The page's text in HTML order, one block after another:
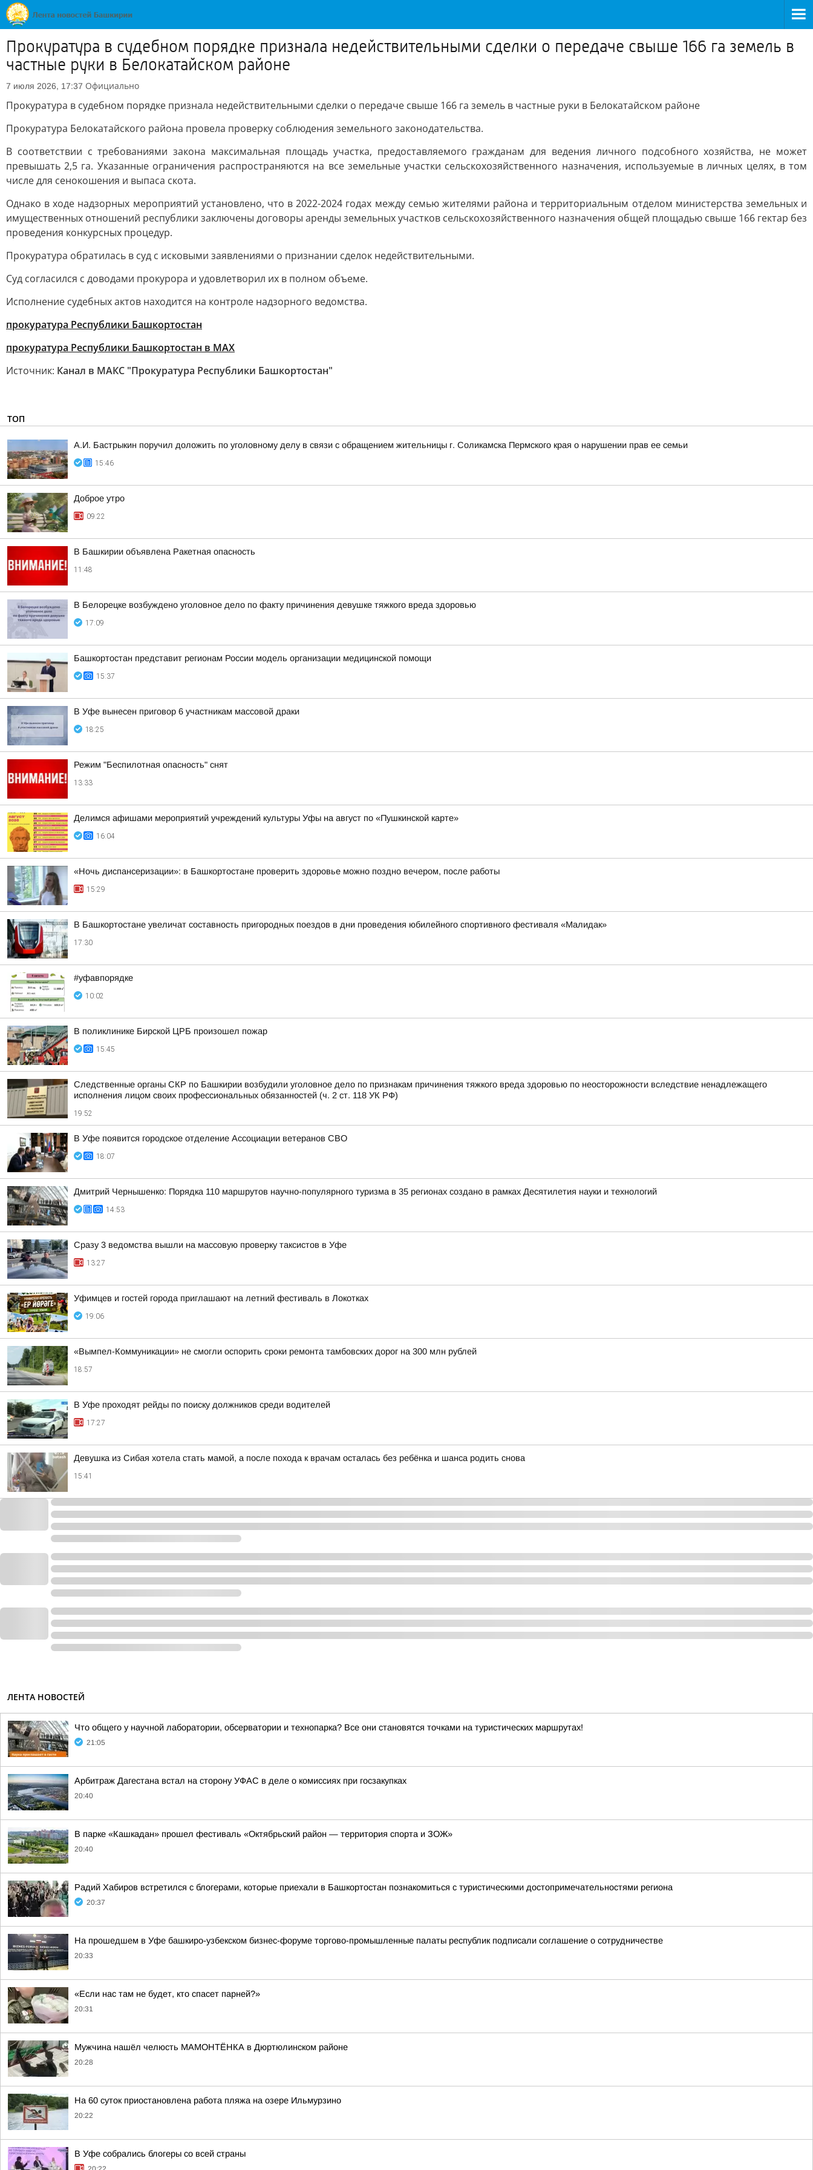
Прокуратура в судебном порядке признала недействительными сделки о передаче свыше 166 га земель в
частные руки в Белокатайском районе
7 июля 2026, 17:37 Официально
Прокуратура в судебном порядке признала недействительными сделки о передаче свыше 166 га земель в частные руки в Белокатайском районе
Прокуратура Белокатайского района провела проверку соблюдения земельного законодательства.
В соответствии с требованиями закона максимальная площадь участка, предоставляемого гражданам для ведения личного подсобного хозяйства, не может
превышать 2,5 га. Указанные ограничения распространяются на все земельные участки сельскохозяйственного назначения, используемые в личных целях, в том
числе для сенокошения и выпаса скота.
Однако в ходе надзорных мероприятий установлено, что в 2022-2024 годах между семью жителями района и территориальным отделом министерства земельных и
имущественных отношений республики заключены договоры аренды земельных участков сельскохозяйственного назначения общей площадью свыше 166 гектар без
проведения конкурсных процедур.
Прокуратура обратилась в суд с исковыми заявлениями о признании сделок недействительными.
Суд согласился с доводами прокурора и удовлетворил их в полном объеме.
Исполнение судебных актов находится на контроле надзорного ведомства.
прокуратура Республики Башкортостан
прокуратура Республики Башкортостан в МАХ
Источник: Канал в МАКС "Прокуратура Республики Башкортостан"
ТОП
А.И. Бастрыкин поручил доложить по уголовному делу в связи с обращением жительницы г. Соликамска Пермского края о нарушении прав ее семьи
15:46
Доброе утро
09:22
В Башкирии объявлена Ракетная опасность
11:48
В Белорецке возбуждено уголовное дело по факту причинения девушке тяжкого вреда здоровью
17:09
Башкортостан представит регионам России модель организации медицинской помощи
15:37
В Уфе вынесен приговор 6 участникам массовой драки
18:25
Режим "Беспилотная опасность" снят
13:33
Делимся афишами мероприятий учреждений культуры Уфы на август по «Пушкинской карте»
16:04
«Ночь диспансеризации»: в Башкортостане проверить здоровье можно поздно вечером, после работы
15:29
В Башкортостане увеличат составность пригородных поездов в дни проведения юбилейного спортивного фестиваля «Малидак»
17:30
#уфавпорядке
10:02
В поликлинике Бирской ЦРБ произошел пожар
15:45
Следственные органы СКР по Башкирии возбудили уголовное дело по признакам причинения тяжкого вреда здоровью по неосторожности вследствие ненадлежащего
исполнения лицом своих профессиональных обязанностей (ч. 2 ст. 118 УК РФ)
19:52
В Уфе появится городское отделение Ассоциации ветеранов СВО
18:07
Дмитрий Чернышенко: Порядка 110 маршрутов научно-популярного туризма в 35 регионах создано в рамках Десятилетия науки и технологий
14:53
Сразу 3 ведомства вышли на массовую проверку таксистов в Уфе
13:27
Уфимцев и гостей города приглашают на летний фестиваль в Локотках
19:06
«Вымпел-Коммуникации» не смогли оспорить сроки ремонта тамбовских дорог на 300 млн рублей
18:57
В Уфе проходят рейды по поиску должников среди водителей
17:27
Девушка из Сибая хотела стать мамой, а после похода к врачам осталась без ребёнка и шанса родить снова
15:41
ЛЕНТА НОВОСТЕЙ
Что общего у научной лаборатории, обсерватории и технопарка? Все они становятся точками на туристических маршрутах!
21:05
Арбитраж Дагестана встал на сторону УФАС в деле о комиссиях при госзакупках
20:40
В парке «Кашкадан» прошел фестиваль «Октябрьский район — территория спорта и ЗОЖ»
20:40
Радий Хабиров встретился с блогерами, которые приехали в Башкортостан познакомиться с туристическими достопримечательностями региона
20:37
На прошедшем в Уфе башкиро-узбекском бизнес-форуме торгово-промышленные палаты республик подписали соглашение о сотрудничестве
20:33
«Если нас там не будет, кто спасет парней?»
20:31
Мужчина нашёл челюсть МАМОНТЁНКА в Дюртюлинском районе
20:28
На 60 суток приостановлена работа пляжа на озере Ильмурзино
20:22
В Уфе собрались блогеры со всей страны